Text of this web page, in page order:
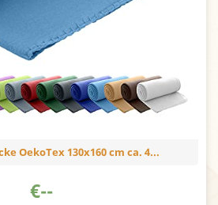
OekoTex 130x160 cm ca. 4...
€--